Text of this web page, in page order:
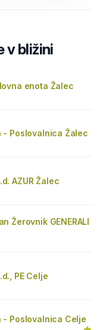
v bližini
enota Žalec
- Poslovalnica Žalec
AZUR Žalec
Žerovnik GENERALI
PE Celje
- Poslovalnica Celje